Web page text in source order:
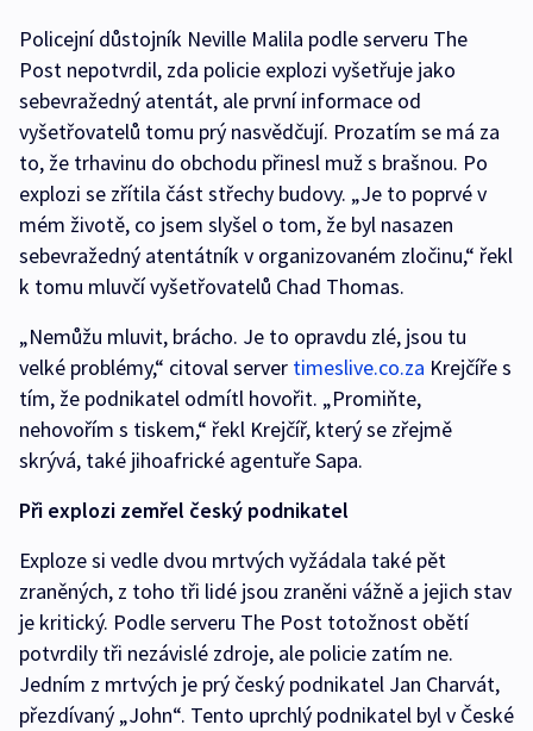
Policejní důstojník Neville Malila podle serveru The
Post nepotvrdil, zda policie explozi vyšetřuje jako
sebevražedný atentát, ale první informace od
vyšetřovatelů tomu prý nasvědčují. Prozatím se má za
to, že trhavinu do obchodu přinesl muž s brašnou. Po
explozi se zřítila část střechy budovy. „Je to poprvé v
mém životě, co jsem slyšel o tom, že byl nasazen
sebevražedný atentátník v organizovaném zločinu,“ řekl
k tomu mluvčí vyšetřovatelů Chad Thomas.
„Nemůžu mluvit, brácho. Je to opravdu zlé, jsou tu
velké problémy,“ citoval server timeslive.co.za Krejčíře s
tím, že podnikatel odmítl hovořit. „Promiňte,
nehovořím s tiskem,“ řekl Krejčíř, který se zřejmě
skrývá, také jihoafrické agentuře Sapa.
Při explozi zemřel český podnikatel
Exploze si vedle dvou mrtvých vyžádala také pět
zraněných, z toho tři lidé jsou zraněni vážně a jejich stav
je kritický. Podle serveru The Post totožnost obětí
potvrdily tři nezávislé zdroje, ale policie zatím ne.
Jedním z mrtvých je prý český podnikatel Jan Charvát,
přezdívaný „John“. Tento uprchlý podnikatel byl v České